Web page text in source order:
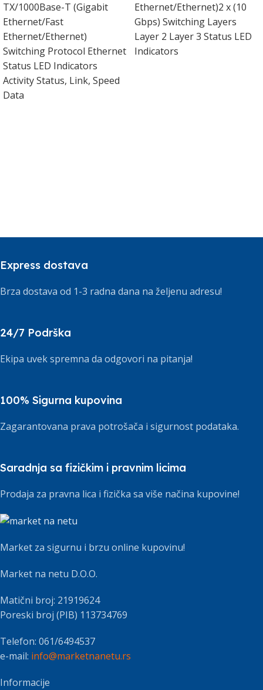
TX/1000Base-T (Gigabit
Ethernet/Fast
Ethernet/Ethernet)
Switching Protocol Ethernet
Status LED Indicators
Activity Status, Link, Speed
Data
Ethernet/Ethernet)2 x (10
Gbps) Switching Layers
Layer 2 Layer 3 Status LED
Indicators
Express dostava
Brza dostava od 1-3 radna dana na željenu adresu!
24/7 Podrška
Ekipa uvek spremna da odgovori na pitanja!
100% Sigurna kupovina
Zagarantovana prava potrošača i sigurnost podataka.
Saradnja sa fizičkim i pravnim licima
Prodaja za pravna lica i fizička sa više načina kupovine!
Market za sigurnu i brzu online kupovinu!
Market na netu D.O.O.
Matični broj: 21919624
Poreski broj (PIB) 113734769
Telefon: 061/6494537
e-mail: info@marketnanetu.rs
Informacije